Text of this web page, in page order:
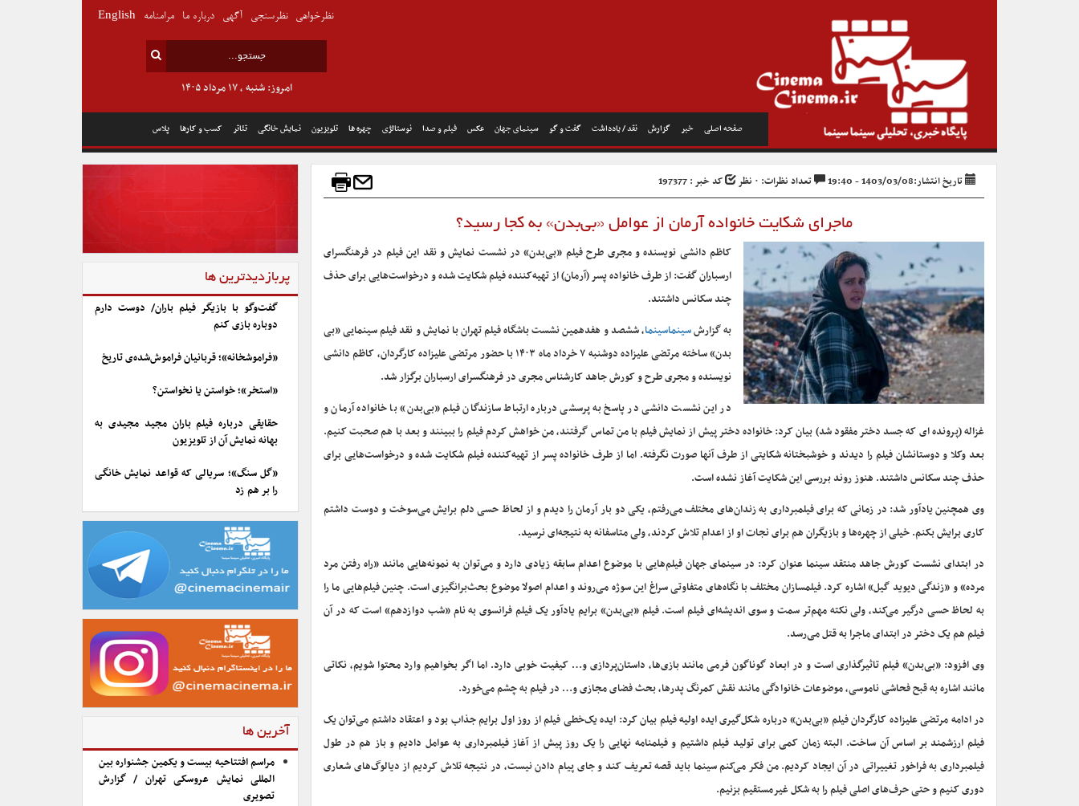
صفحه اصلی خبر گزارش نقد / یادداشت گفت و گو سینمای جهان عکس فیلم و صدا نوستالژی چهره ها تلویزیون نمایش خانگی تئاتر کسب و کارها پلاس
امروز: شنبه , ۱۷ مرداد ۱۴۰۵
نظرخواهی نظرسنجی آگهی درباره ما مرامنامه English
تاریخ انتشار:1403/03/08 - 19:40 تعداد نظرات: ۰ نظر کد خبر : 197377
ماجرای شکایت خانواده آرمان از عوامل «بی‌بدن» به کجا رسید؟
کاظم دانشی نویسنده و مجری طرح فیلم «بی‌بدن» در نشست نمایش و نقد این فیلم در فرهنگسرای
ارسباران گفت: از طرف خانواده پسر (آرمان) از تهیه‌کننده فیلم شکایت شده و درخواست‌هایی برای حذف
چند سکانس داشتند.
به گزارشسینماسینما، ششصد و هفدهمین نشست باشگاه فیلم تهران با نمایش و نقد فیلم سینمایی «بی
بدن» ساخته مرتضی علیزاده دوشنبه ۷ خرداد ‌ماه ۱۴۰۳ با حضور مرتضی علیزاده کارگردان، کاظم دانشی
نویسنده و مجری طرح و کورش جاهد کارشناس مجری در فرهنگسرای ارسباران برگزار شد.
در این نشست دانشی در پاسخ به پرسشی درباره ارتباط سازندگان فیلم «بی‌بدن» با خانواده آرمان و
غزاله (پرونده ای که جسد دختر مفقود شد) بیان کرد: خانواده دختر پیش از نمایش فیلم با من تماس گرفتند، من خواهش کردم فیلم را ببینند و بعد با هم صحبت کنیم.
بعد وکلا و دوستانشان فیلم را دیدند و خوشبختانه شکایتی از طرف آنها صورت نگرفته. اما از طرف خانواده پسر از تهیه‌کننده فیلم شکایت شده و درخواست‌هایی برای
حذف چند سکانس داشتند. هنوز روند بررسی این شکایت آغاز نشده است.
وی همچنین یادآور شد: در زمانی که برای فیلمبرداری به زندان‌های مختلف می‌رفتم، یکی دو بار آرمان را دیدم و از لحاظ حسی دلم برایش می‌سوخت و دوست داشتم
کاری برایش بکنم. خیلی از چهره‌ها و بازیگران هم برای نجات او از اعدام تلاش کردند، ولی متاسفانه به نتیجه‌ای نرسید.
در ابتدای نشست کورش جاهد منتقد سینما عنوان کرد: در سینمای جهان فیلم‌هایی با موضوع اعدام سابقه زیادی دارد و می‌توان به نمونه‌هایی مانند «راه رفتن مرد
مرده» و «زندگی دیوید گیل» اشاره کرد. فیلمسازان مختلف با نگاه‌های متفاوتی سراغ این سوژه می‌روند و اعدام اصولا موضوع بحث‌برانگیزی است. چنین فیلم‌هایی ما را
به لحاظ حسی درگیر می‌کند، ولی نکته مهم‌تر سمت و سوی اندیشه‌ای فیلم است. فیلم «بی‌بدن» برایم یادآور یک فیلم فرانسوی به نام «شب دوازدهم» است که در آن
فیلم هم یک دختر در ابتدای ماجرا به قتل می‌رسد.
وی افزود: «بی‌بدن» فیلم تاثیرگذاری است و در ابعاد گوناگون فرمی مانند بازی‌ها، داستان‌پردازی و… کیفیت خوبی دارد. اما اگر بخواهیم وارد محتوا شویم، نکاتی
مانند اشاره به قبح فحاشی ناموسی، موضوعات خانوادگی مانند نقش کمرنگ پدرها، بحث فضای مجازی و… در فیلم به چشم می‌خورد.
در ادامه مرتضی علیزاده کارگردان فیلم «بی‌بدن» درباره شکل‌گیری ایده اولیه فیلم بیان کرد: ایده یک‌خطی فیلم از روز اول برایم جذاب بود و اعتقاد داشتم می‌توان یک
فیلم ارزشمند بر اساس آن ساخت. البته زمان کمی برای تولید فیلم داشتیم و فیلمنامه نهایی را یک روز پیش از آغاز فیلمبرداری به عوامل دادیم و باز هم در طول
فیلمبرداری به فراخور تغییراتی در آن ایجاد کردیم. من فکر می‌کنم سینما باید قصه تعریف کند و جای پیام دادن نیست، در نتیجه تلاش کردیم از دیالوگ‌های شعاری
دوری کنیم و حتی حرف‌های اصلی فیلم را به شکل غیرمستقیم بزنیم.
پربازدیدترین ها
گفت‌وگو با بازیگر فیلم باران/ دوست دارم
دوباره بازی کنم
«فراموشخانه»؛ قربانیان فراموش‌شده‌ی تاریخ
«استخر»؛ خواستن یا نخواستن؟
حقایقی درباره فیلم باران مجید مجیدی به
بهانه نمایش آن از تلویزیون
«گل سنگ»؛ سریالی که قواعد نمایش خانگی
را بر هم زد
آخرین ها
مراسم افتتاحیه بیست و یکمین جشنواره بین
المللی نمایش عروسکی تهران / گزارش
تصویری